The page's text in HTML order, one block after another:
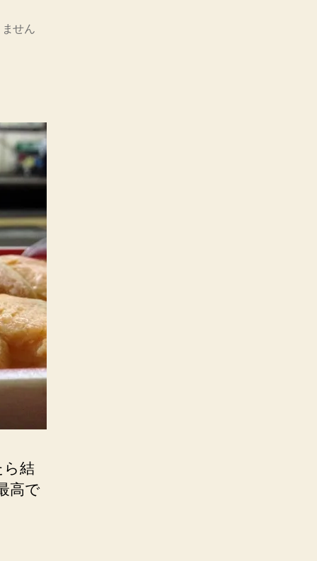
せん
ら結
高で